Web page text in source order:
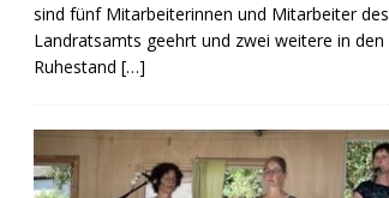
sind fünf Mitarbeiterinnen und Mitarbeiter des
Landratsamts geehrt und zwei weitere in den
Ruhestand[…]